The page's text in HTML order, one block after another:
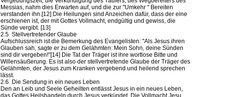
Messias, nahm dies Erwarten auf, und die zur "Umkehr " Bereiten
verstanden ihn.[12] Die Heilungen sind Anzeichen dafür, dass der eine
erschienen ist, der mit Gottes Vollmacht, endgültig und gewiss, die
Sünde vergibt. [13]
2.5 Stellvertretender Glaube
Aufschlussreich ist die Bemerkung des Evangelisten: "Als Jesus ihren
Glauben sah, sagte er zu dem Gelähmten: Mein Sohn, deine Sünden
sind dir vergeben!"[14] Die Tat der Träger ist ihre wortlose Bitte und
Willensäußerung. Es ist also der stellvertretende Glaube der Träger des
Gelähmten, der Jesus zum Kranken vergebend und heilend sprechen
lässt.
2.6 Die Sendung in ein neues Leben
Den an Leib und Seele Geheilten entlässt Jesus in ein neues Leben,
das Gottes Heilshandeln durch Jesus verkündet. Die Vollmacht Jesu,